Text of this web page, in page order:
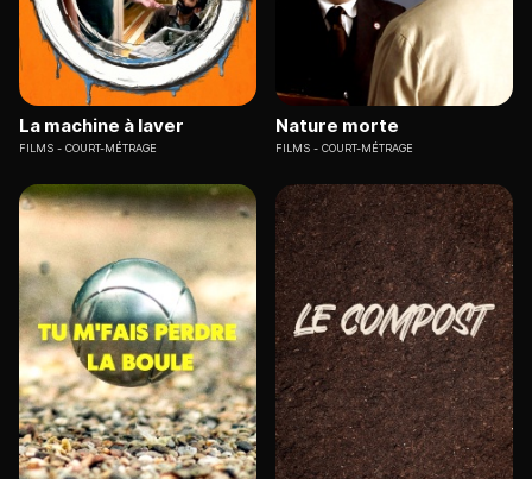
La machine à laver
FILMS COURT-MÉTRAGE
Nature morte
FILMS COURT-MÉTRAGE